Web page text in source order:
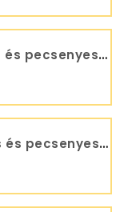
6 égős PB Lángos és pecsenyesütő - BGS-6 LRM
4 égős PB Lángos és pecsenyesütő - BGT-4 LO